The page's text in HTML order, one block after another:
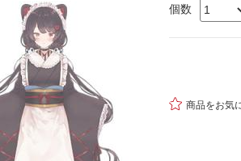
個数
 商品をお気